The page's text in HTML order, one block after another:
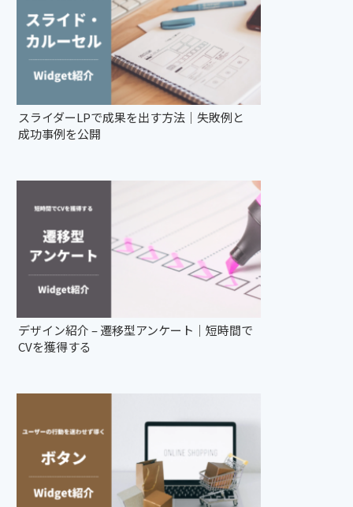
スライダーLPで成果を出す方法｜失敗例と
成功事例を公開
デザイン紹介 – 遷移型アンケート｜短時間で
CVを獲得する